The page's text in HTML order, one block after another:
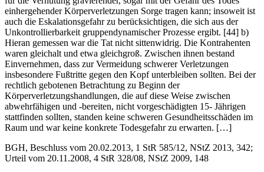
einhergehender Körperverletzungen Sorge tragen kann; insoweit ist
auch die Eskalationsgefahr zu berücksichtigen, die sich aus der
Unkontrollierbarkeit gruppendynamischer Prozesse ergibt. [44] b)
Hieran gemessen war die Tat nicht sittenwidrig. Die Kontrahenten
waren gleichalt und etwa gleichgroß. Zwischen ihnen bestand
Einvernehmen, dass zur Vermeidung schwerer Verletzungen
insbesondere Fußtritte gegen den Kopf unterbleiben sollten. Bei der
rechtlich gebotenen Betrachtung zu Beginn der
Körperverletzungshandlungen, die auf diese Weise zwischen
abwehrfähigen und -bereiten, nicht vorgeschädigten 15- Jährigen
stattfinden sollten, standen keine schweren Gesundheitsschäden im
Raum und war keine konkrete Todesgefahr zu erwarten. […]
BGH, Beschluss vom 20.02.2013, 1 StR 585/12, NStZ 2013, 342;
Urteil vom 20.11.2008, 4 StR 328/08, NStZ 2009, 148